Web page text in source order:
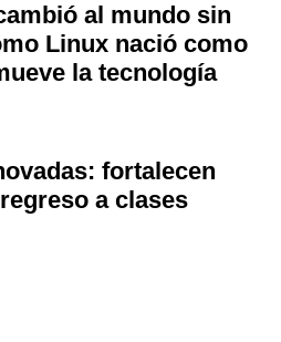
al mundo sin
Linux nació como
la tecnología
fortalecen
a clases